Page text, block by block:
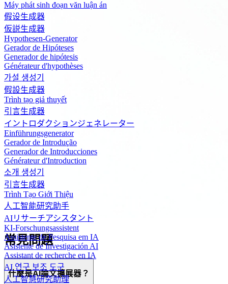
Máy phát sinh đoạn văn luận án
假设生成器
仮説生成器
Hypothesen-Generator
Gerador de Hipóteses
Generador de hipótesis
Générateur d'hypothèses
가설 생성기
假設生成器
Trình tạo giả thuyết
引言生成器
イントロダクションジェネレーター
Einführungsgenerator
Gerador de Introdução
Generador de Introducciones
Générateur d'Introduction
소개 생성기
引言生成器
Trình Tạo Giới Thiệu
人工智能研究助手
AIリサーチアシスタント
KI-Forschungsassistent
Assistente de Pesquisa em IA
Asistente de Investigación AI
Assistant de recherche en IA
AI 연구 보조 도구
人工智慧研究助理
常見問題
什麼是AI論文擴展器？